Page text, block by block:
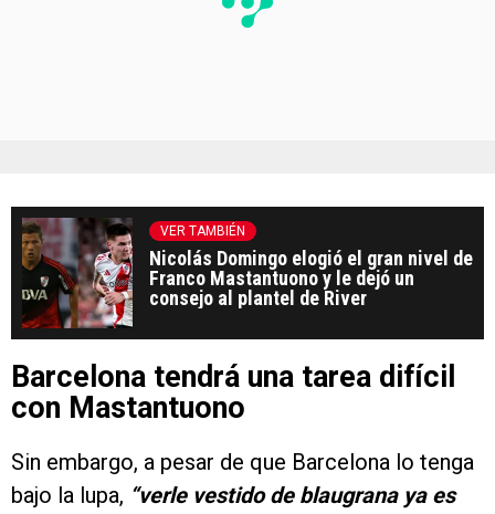
VER TAMBIÉN
Nicolás Domingo elogió el gran nivel de
Franco Mastantuono y le dejó un
consejo al plantel de River
Barcelona tendrá una tarea difícil
con Mastantuono
Sin embargo, a pesar de que Barcelona lo tenga
bajo la lupa, “verle vestido de blaugrana ya es